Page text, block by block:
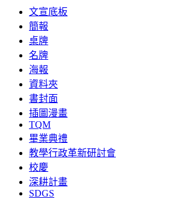
文宣底板
簡報
桌牌
名牌
海報
資料夾
書封面
插圖漫畫
TQM
畢業典禮
教學行政革新研討會
校慶
深耕計畫
SDGS